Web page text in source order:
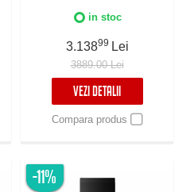
Dimabila, Inox AISI 304
in stoc
3.13899 Lei
3889.00 Lei
VEZI DETALII
Compara produs
-11%